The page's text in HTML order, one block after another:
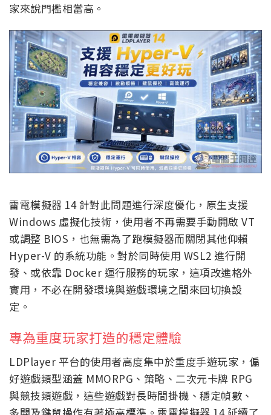
家來說門檻相當高。
雷電模擬器 14 針對此問題進行深度優化，原生支援
Windows 虛擬化技術，使用者不再需要手動開啟 VT
或調整 BIOS，也無需為了跑模擬器而關閉其他仰賴
Hyper-V 的系統功能。對於同時使用 WSL2 進行開
發、或依靠 Docker 運行服務的玩家，這項改進格外
實用，不必在開發環境與遊戲環境之間來回切換設
定。
專為重度玩家打造的穩定體驗
LDPlayer 平台的使用者高度集中於重度手遊玩家，偏
好遊戲類型涵蓋 MMORPG、策略、二次元卡牌 RPG
與競技類遊戲，這些遊戲對長時間掛機、穩定幀數、